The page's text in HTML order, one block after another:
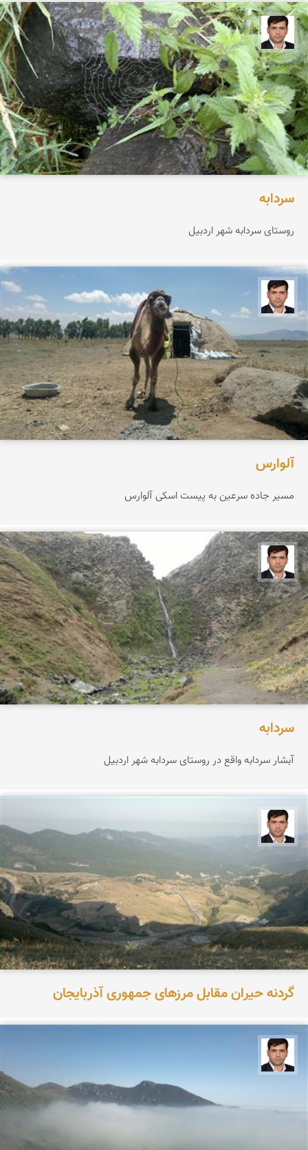
علیرضا یوسفی
سردابه
روستای سردابه شهر اردبیل
آلوارس
مسیر جاده سرعین به پیست اسکی آلوارس
علیرضا یوسفی
سردابه
آبشار سردابه واقع در روستای سردابه شهر اردبیل
گردنه حیران مقابل مرزهای جمهوری آذربایجان